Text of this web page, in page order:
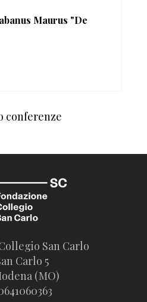
Maurus "De
conferenze
San Carlo
Carlo 5
(MO)